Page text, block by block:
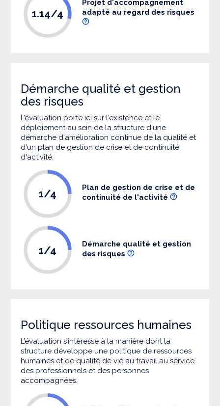
1.14/4
Projet d'accompagnement
adapté au regard des risques
Démarche qualité et gestion
des risques
L’évaluation porte ici sur l'existence et le
déploiement au sein de la structure d'une
démarche d'amélioration continue de la qualité et
d'un plan de gestion de crise et de continuité
d'activité.
1/4
Plan de gestion de crise et de
continuité de l'activité
1/4
Démarche qualité et gestion
des risques
Politique ressources humaines
L’évaluation s’intéresse à la manière dont la
structure développe une politique de ressources
humaines et de qualité de vie au travail au service
des professionnels et des personnes
accompagnées.